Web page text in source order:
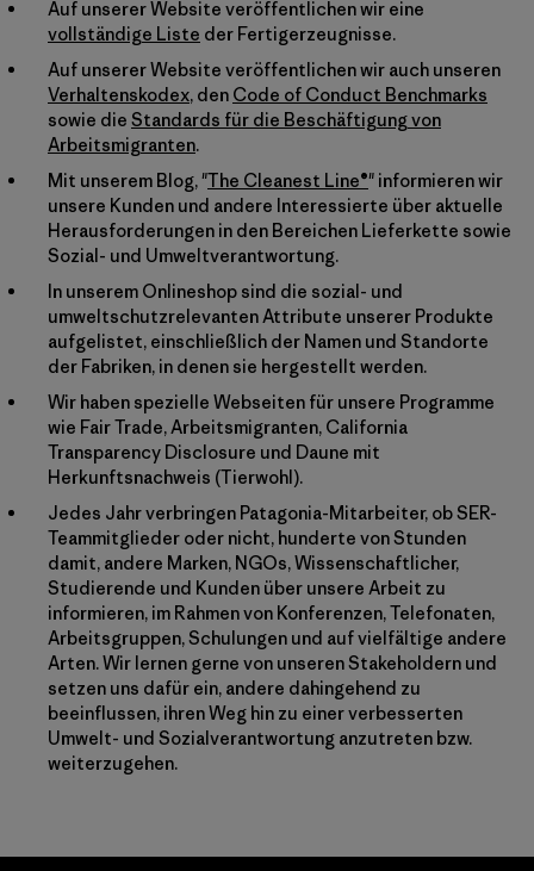
Auf unserer Website veröffentlichen wir eine
vollständige Liste der Fertigerzeugnisse.
Auf unserer Website veröffentlichen wir auch unseren
Verhaltenskodex, den Code of Conduct Benchmarks
sowie die Standards für die Beschäftigung von
Arbeitsmigranten.
Mit unserem Blog, "The Cleanest Line®" informieren wir
unsere Kunden und andere Interessierte über aktuelle
Herausforderungen in den Bereichen Lieferkette sowie
Sozial- und Umweltverantwortung.
In unserem Onlineshop sind die sozial- und
umweltschutzrelevanten Attribute unserer Produkte
aufgelistet, einschließlich der Namen und Standorte
der Fabriken, in denen sie hergestellt werden.
Wir haben spezielle Webseiten für unsere Programme
wie Fair Trade, Arbeitsmigranten, California
Transparency Disclosure und Daune mit
Herkunftsnachweis (Tierwohl).
Jedes Jahr verbringen Patagonia-Mitarbeiter, ob SER-
Teammitglieder oder nicht, hunderte von Stunden
damit, andere Marken, NGOs, Wissenschaftlicher,
Studierende und Kunden über unsere Arbeit zu
informieren, im Rahmen von Konferenzen, Telefonaten,
Arbeitsgruppen, Schulungen und auf vielfältige andere
Arten. Wir lernen gerne von unseren Stakeholdern und
setzen uns dafür ein, andere dahingehend zu
beeinflussen, ihren Weg hin zu einer verbesserten
Umwelt- und Sozialverantwortung anzutreten bzw.
weiterzugehen.